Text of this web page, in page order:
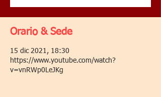
Orario & Sede
15 dic 2021, 18:30
https://www.youtube.com/watch?
v=vnRWp0LeJKg